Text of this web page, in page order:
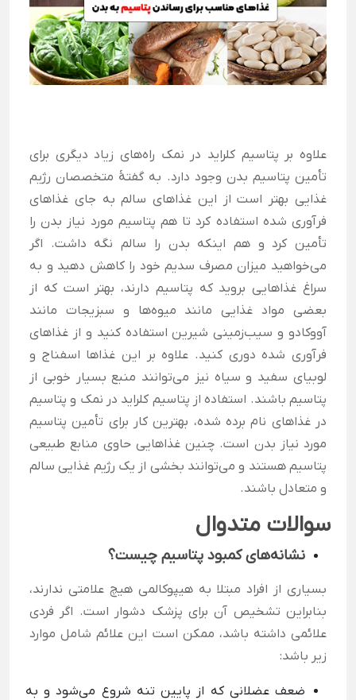
علاوه بر پتاسیم کلراید در نمک راه‌های زیاد دیگری برای
تأمین پتاسیم بدن وجود دارد. به گفتۀ متخصصان رژیم
غذایی بهتر است از این غذاهای سالم به جای غذاهای
فرآوری شده استفاده کرد تا هم پتاسیم مورد نیاز بدن را
تأمین کرد و هم اینکه بدن را سالم نگه داشت. اگر
می‌خواهید میزان مصرف سدیم خود را کاهش دهید و به
سراغ غذاهایی بروید که پتاسیم دارند، بهتر است که از
بعضی مواد غذایی مانند میوه‌ها و سبزیجات مانند
آووکادو و سیب‌زمینی شیرین استفاده کنید و از غذاهای
فرآوری شده دوری کنید. علاوه بر این غذا‌ها اسفناج و
لوبیای سفید و سیاه نیز می‌توانند منبع بسیار خوبی از
پتاسیم باشند. استفاده از پتاسیم کلراید در نمک و پتاسیم
در غذاهای نام برده شده، بهترین کار برای تأمین پتاسیم
مورد نیاز بدن است. چنین غذاهایی حاوی منابع طبیعی
پتاسیم هستند و می‌توانند بخشی از یک رژیم غذایی سالم
و متعادل باشند.
سوالات متدوال
نشانه‌های کمبود پتاسیم چیست؟
بسیاری از افراد مبتلا به هیپوکالمی هیچ علامتی ندارند،
بنابراین تشخیص آن برای پزشک دشوار است. اگر فردی
علائمی داشته باشد، ممکن است این علائم شامل موارد
زیر باشد:
ضعف عضلانی که از پایین تنه شروع می‌شود و به